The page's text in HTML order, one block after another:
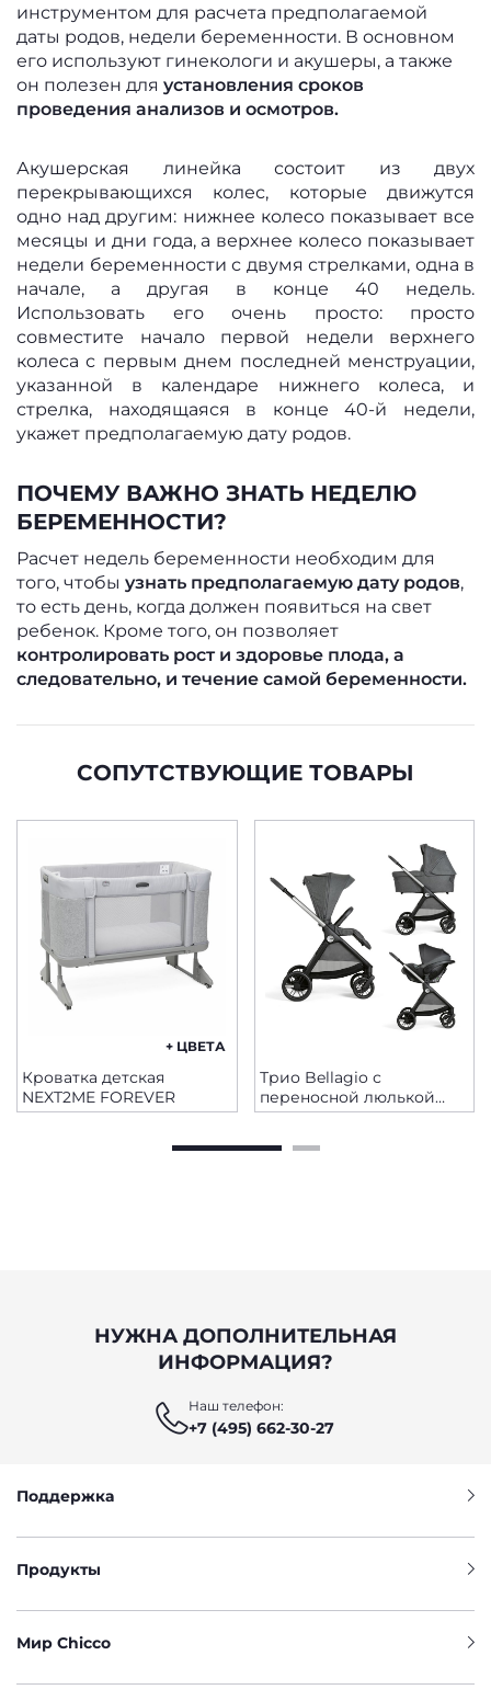
инструментом для расчета предполагаемой
даты родов, недели беременности. В основном
его используют гинекологи и акушеры, а также
он полезен для установления сроков
проведения анализов и осмотров.
Акушерская линейка состоит из двух
перекрывающихся колес, которые движутся
одно над другим: нижнее колесо показывает все
месяцы и дни года, а верхнее колесо показывает
недели беременности с двумя стрелками, одна в
начале, а другая в конце 40 недель.
Использовать его очень просто: просто
совместите начало первой недели верхнего
колеса с первым днем ​​последней менструации,
указанной в календаре нижнего колеса, и
стрелка, находящаяся в конце 40-й недели,
укажет предполагаемую дату родов.
ПОЧЕМУ ВАЖНО ЗНАТЬ НЕДЕЛЮ
БЕРЕМЕННОСТИ?
Расчет недель беременности необходим для
того, чтобы узнать предполагаемую дату родов,
то есть день, когда должен появиться на свет
ребенок. Кроме того, он позволяет
контролировать рост и здоровье плода, а
следовательно, и течение самой беременности.
СОПУТСТВУЮЩИЕ ТОВАРЫ
+ ЦВЕТА
Кроватка детская
NEXT2ME FOREVER
Трио Bellagio с
переносной люлькой
Flexi и Kory Plus
НУЖНА ДОПОЛНИТЕЛЬНАЯ
ИНФОРМАЦИЯ?
Наш телефон:
+7 (495) 662-30-27
Поддержка
Продукты
Мир Chicco